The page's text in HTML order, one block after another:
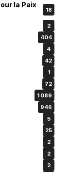
la Paix
18
2
404
4
42
1
72
1 089
946
5
25
2
2
2